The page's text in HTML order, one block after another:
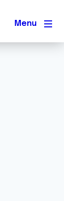
Menu